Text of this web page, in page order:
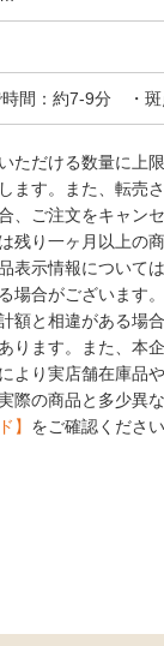
時間：約7-9分 ・
ただける数量に上
ます。また、転売
、ご注文をキャン
残り一ヶ月以上の
表示情報について
場合がございます。
額と相違がある場合
ります。また、本
より実店舗在庫品
際の商品と多少異
】 をご確認ください